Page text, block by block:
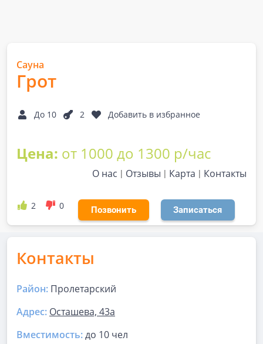
Сауна
Грот
До 10 2 Добавить в избранное
Цена: от 1000 до 1300 р/час
О нас Отзывы Карта Контакты
2 0 Позвонить Записаться
Контакты
Район: Пролетарский
Адрес: Осташева, 43а
Вместимость:до 10 чел